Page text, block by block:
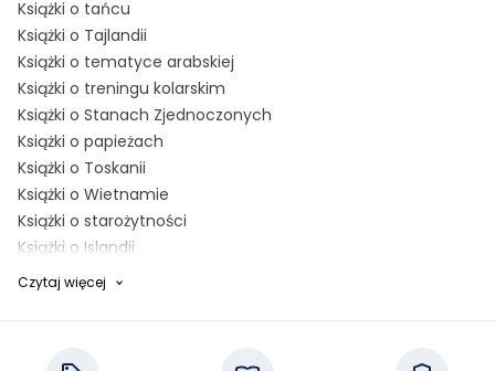
Książki o tańcu
Książki o Tajlandii
Książki o tematyce arabskiej
Książki o treningu kolarskim
Książki o Stanach Zjednoczonych
Książki o papieżach
Książki o Toskanii
Książki o Wietnamie
Książki o starożytności
Książki o Islandii
Książki o Skandynawii
Czytaj więcej